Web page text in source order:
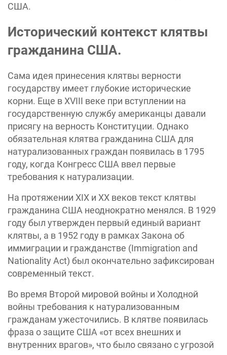
США.
Исторический контекст клятвы
гражданина США.
Сама идея принесения клятвы верности
государству имеет глубокие исторические
корни. Еще в XVIII веке при вступлении на
государственную службу американцы давали
присягу на верность Конституции. Однако
обязательная клятва гражданина США для
натурализованных граждан появилась в 1795
году, когда Конгресс США ввел первые
требования к натурализации.
На протяжении XIX и XX веков текст клятвы
гражданина США неоднократно менялся. В 1929
году был утвержден первый единый вариант
клятвы, а в 1952 году в рамках Закона об
иммиграции и гражданстве (Immigration and
Nationality Act) был окончательно зафиксирован
современный текст.
Во время Второй мировой войны и Холодной
войны требования к натурализованным
гражданам ужесточились. В клятве появилась
фраза о защите США «от всех внешних и
внутренних врагов», что было связано с угрозой